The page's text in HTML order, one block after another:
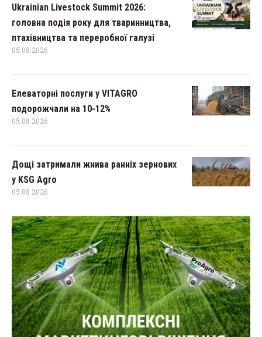
Ukrainian Livestock Summit 2026:
головна подія року для тваринництва,
птахівництва та переробної галузі
05.08.2026
Елеваторні послуги у VITAGRO
подорожчали на 10-12%
05.08.2026
Дощі затримали жнива ранніх зернових
у KSG Agro
05.08.2026